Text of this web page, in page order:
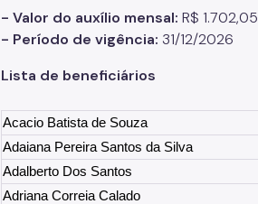
- Valor do auxílio mensal: R$ 1.702,05
- Período de vigência: 31/12/2026
Lista de beneficiários
Acacio Batista de Souza
Adaiana Pereira Santos da Silva
Adalberto Dos Santos
Adriana Correia Calado